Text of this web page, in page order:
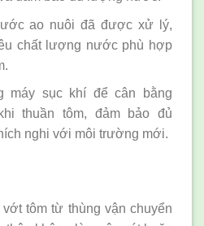
ao nuôi đã được xử lý,
chất lượng nước phù hợp
máy sục khí để cân bằng
thuần tôm, đảm bảo đủ
nghi với môi trường mới.
tôm từ thùng vận chuyển